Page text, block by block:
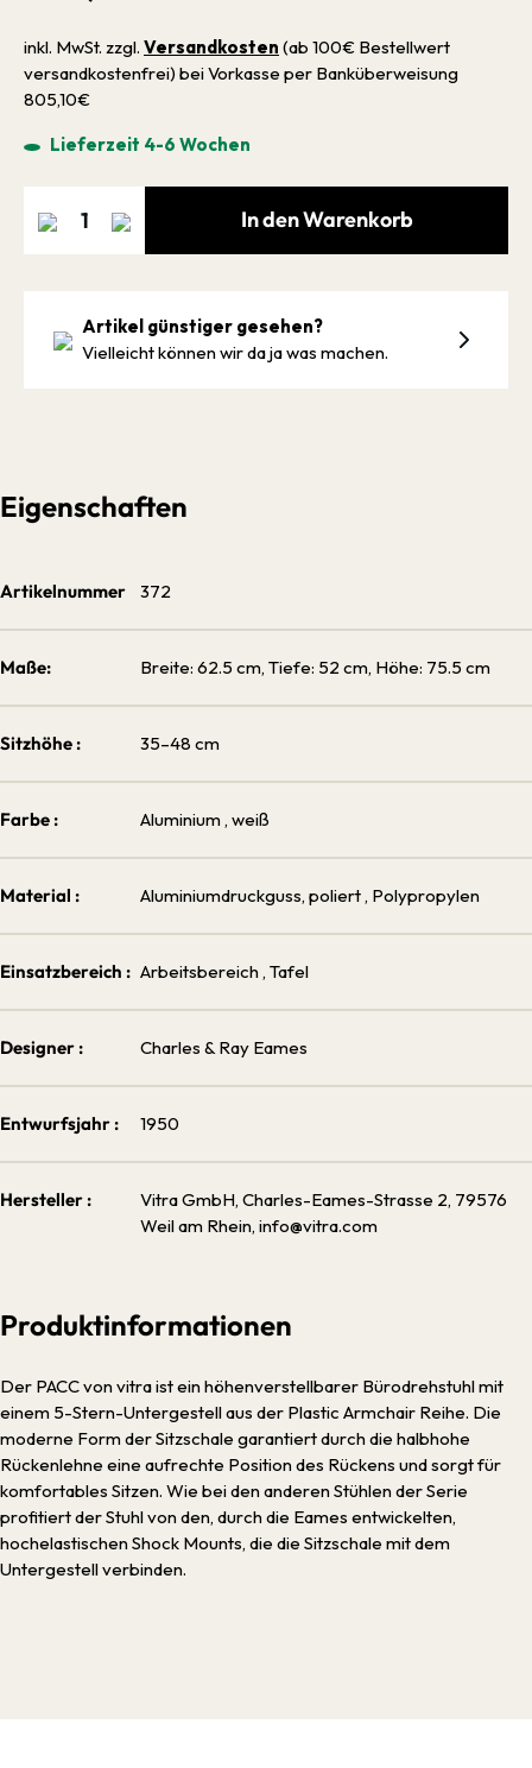
inkl. MwSt. zzgl. Versandkosten (ab 100€ Bestellwert
versandkostenfrei) bei Vorkasse per Banküberweisung
805,10€
Lieferzeit 4-6 Wochen
In den Warenkorb
Artikel günstiger gesehen?
Vielleicht können wir da ja was machen.
Eigenschaften
Artikelnummer 372
Maße: Breite: 62.5 cm, Tiefe: 52 cm, Höhe: 75.5 cm
Sitzhöhe : 35–48 cm
Farbe : Aluminium , weiß
Material : Aluminiumdruckguss, poliert , Polypropylen
Einsatzbereich : Arbeitsbereich , Tafel
Designer : Charles & Ray Eames
Entwurfsjahr : 1950
Hersteller :
Vitra GmbH, Charles-Eames-Strasse 2, 79576
Weil am Rhein, info@vitra.com
Produktinformationen
Der PACC von vitra ist ein höhenverstellbarer Bürodrehstuhl mit
einem 5-Stern-Untergestell aus der Plastic Armchair Reihe. Die
moderne Form der Sitzschale garantiert durch die halbhohe
Rückenlehne eine aufrechte Position des Rückens und sorgt für
komfortables Sitzen. Wie bei den anderen Stühlen der Serie
profitiert der Stuhl von den, durch die Eames entwickelten,
hochelastischen Shock Mounts, die die Sitzschale mit dem
Untergestell verbinden.